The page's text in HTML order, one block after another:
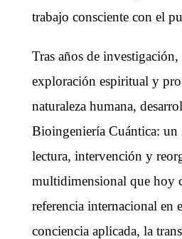
trabajo consciente con el
Tras años de
exploración espiritual y
naturaleza humana,
Bioingeniería Cuántica: un
lectura, intervención y
multidimensional que hoy
referencia internacional en
conciencia aplicada, la